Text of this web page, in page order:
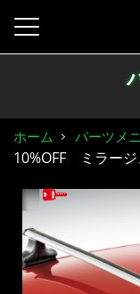
ホーム パーツメ
10%OFF ミラー